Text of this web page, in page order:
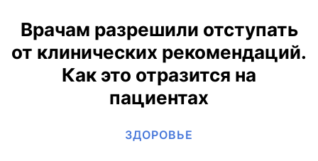
Врачам разрешили отступать
от клинических рекомендаций.
Как это отразится на
пациентах
ЗДОРОВЬЕ